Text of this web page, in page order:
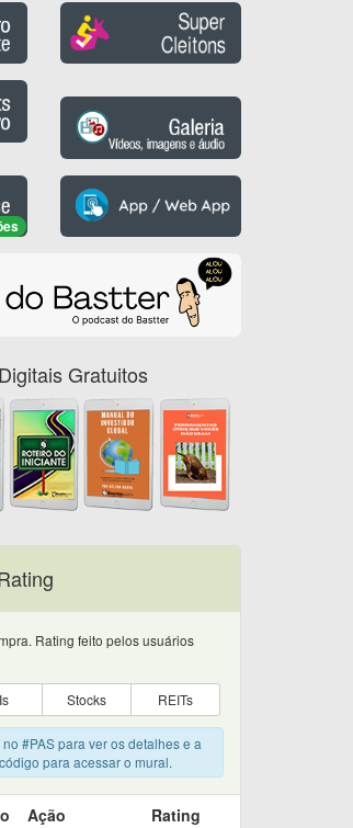
Gratuitos
Rating feito pelos usuários
Stocks REITs
#PAS para ver os detalhes e a
para acessar o mural.
Ação Rating